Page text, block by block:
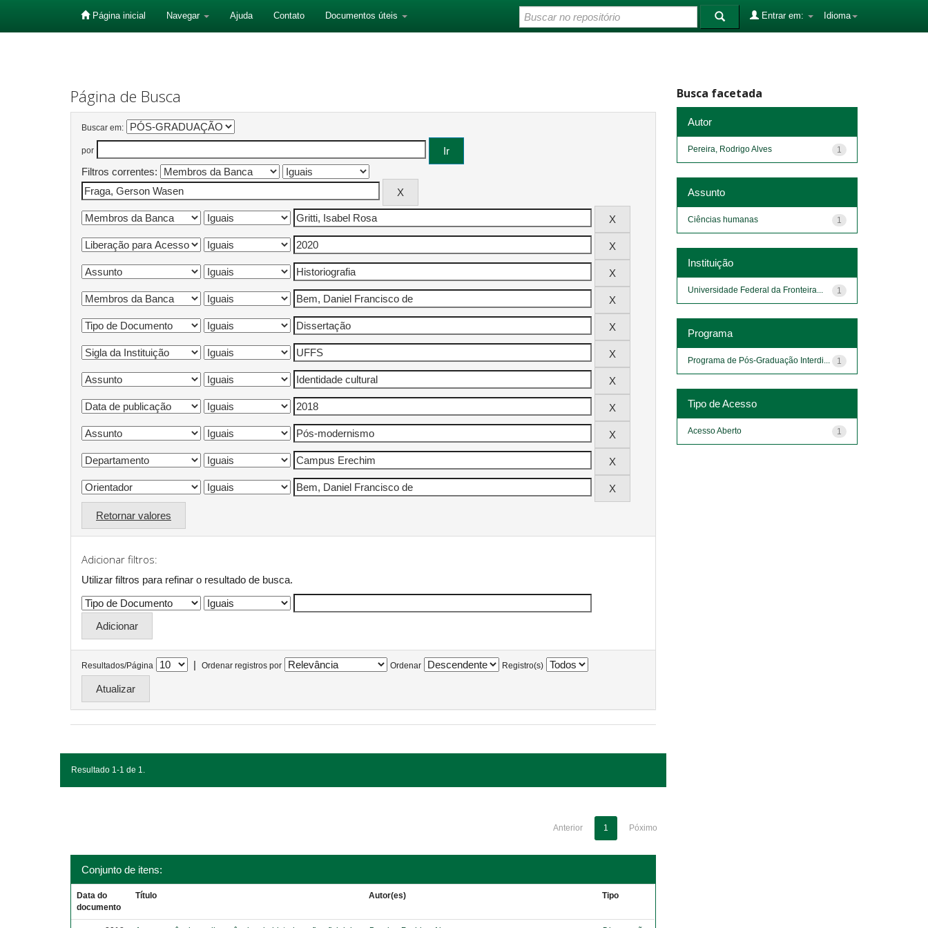
Página inicial Navegar Ajuda Contato Documentos úteis Idioma
Entrar em:
Página de Busca
Buscar em:
por
Filtros correntes:
Retornar valores
Adicionar filtros:
Utilizar filtros para refinar o resultado de busca.
Resultados/Página | Ordenar registros por Ordenar Registro(s)
Resultado 1-1 de 1.
Anterior 1 Póximo
Conjunto de itens:
Data do
documento
Título Autor(es) Tipo
Busca facetada
Autor
1
Pereira, Rodrigo Alves
Assunto
1
Ciências humanas
Instituição
1
Universidade Federal da Fronteira...
Programa
1
Programa de Pós-Graduação Interdi...
Tipo de Acesso
1
Acesso Aberto